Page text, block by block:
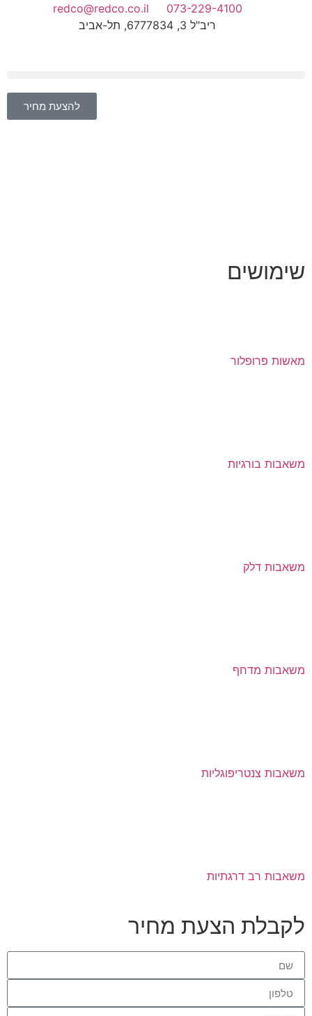
073-229-4100
redco@redco.co.il
ריב"ל 3, 6777834, תל-אביב
להצעת מחיר
שימושים
מאשות פרופלור
משאבות בורגיות
משאבות דלק
משאבות מדחף
משאבות צנטריפוגליות
משאבות רב דרגתיות
לקבלת הצעת מחיר